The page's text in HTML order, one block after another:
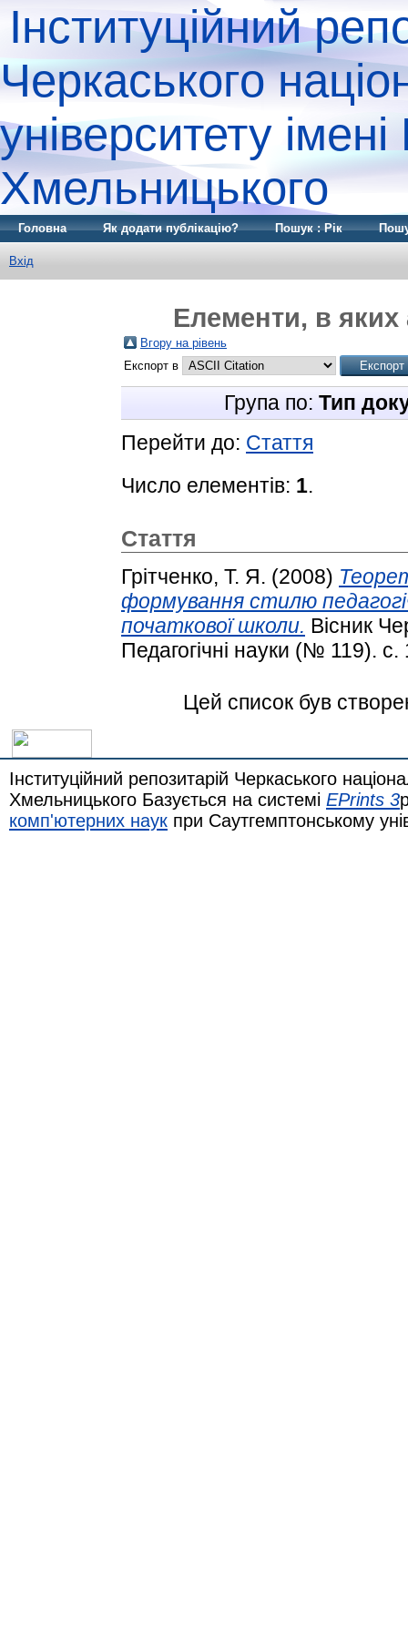
Інституційний
Черкаського
університету
Хмельницького
Головна Як додати публікацію? Пошук : Рік
Вхід
Елементи, в
Вгору на рівень
Експорт в
Група по: Тип
Перейти до: Стаття
Число елементів: 1.
Стаття
Грітченко, Т. Я. (2008)
формування стилю
початкової школи. Вісник
Педагогічні науки (№ 119). с.
Цей список був
Інституційний репозитарій Черкаського
Хмельницького Базується на системі EPrints 3
комп'ютерних наук при Саутгемптонському